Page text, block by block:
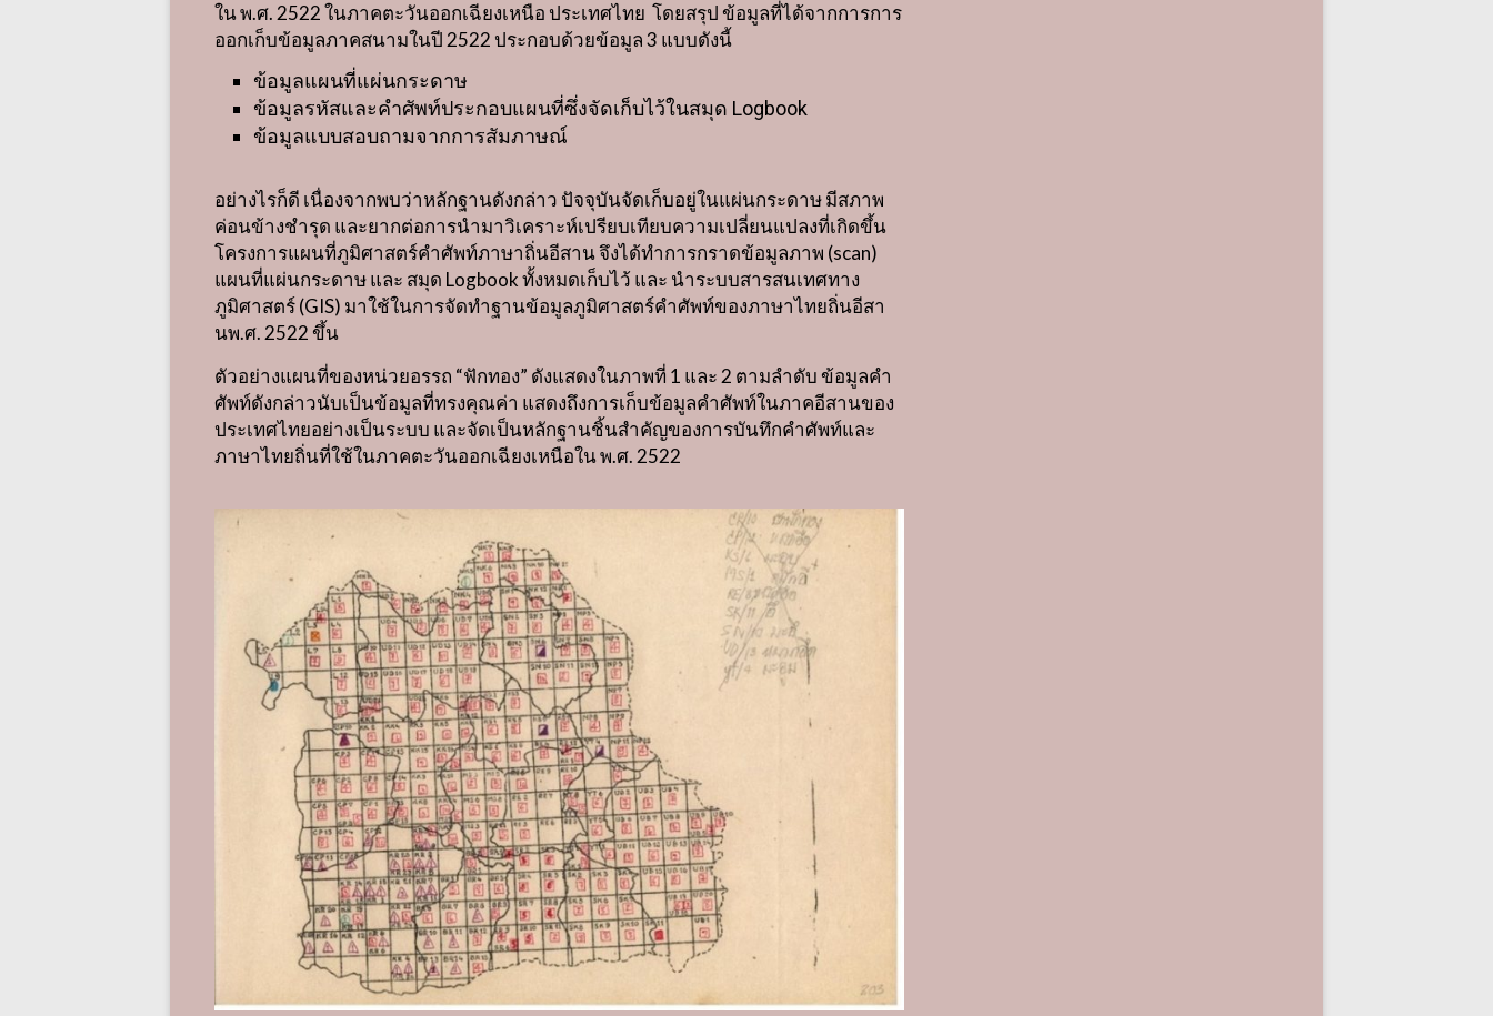
ใน พ.ศ. 2522ในภาคตะวันออกเฉียงเหนือ ประเทศไทย โดยสรุป ข้อมูลที่ได้จากการการ
ออกเก็บข้อมูลภาคสนามในปี 2522 ประกอบด้วยข้อมูล3 แบบดังนี้
ข้อมูลแผนที่แผ่นกระดาษ
ข้อมูลรหัสและคำศัพท์ประกอบแผนที่ซึ่งจัดเก็บไว้ในสมุด Logbook
ข้อมูลแบบสอบถามจากการสัมภาษณ์
อย่างไรก็ดี เนื่องจากพบว่าหลักฐานดังกล่าว ปัจจุบันจัดเก็บอยู่ในแผ่นกระดาษ มีสภาพ
ค่อนข้างชำรุด และยากต่อการนำมาวิเคราะห์เปรียบเทียบความเปลี่ยนแปลงที่เกิดขึ้น
โครงการแผนที่ภูมิศาสตร์คำศัพท์ภาษาถิ่นอีสาน จึงได้ทำการกราดข้อมูลภาพ (scan)
แผนที่แผ่นกระดาษ และ สมุด Logbookทั้งหมดเก็บไว้ และ นำระบบสารสนเทศทาง
ภูมิศาสตร์(GIS) มาใช้ในการจัดทำฐานข้อมูลภูมิศาสตร์คำศัพท์ของภาษาไทยถิ่นอีสา
นพ.ศ. 2522 ขึ้น
ตัวอย่างแผนที่ของหน่วยอรรถ “ฟักทอง” ดังแสดงในภาพที่ 1 และ 2 ตามลำดับ ข้อมูลคำ
ศัพท์ดังกล่าวนับเป็นข้อมูลที่ทรงคุณค่า แสดงถึงการเก็บข้อมูลคำศัพท์ในภาคอีสานของ
ประเทศไทยอย่างเป็นระบบ และจัดเป็นหลักฐานชิ้นสำคัญของการบันทึกคำศัพท์และ
ภาษาไทยถิ่นที่ใช้ในภาคตะวันออกเฉียงเหนือใน พ.ศ. 2522